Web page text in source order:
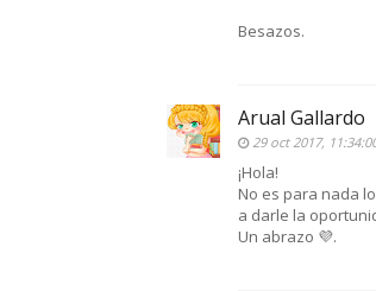
Besazos.
Arual Gallardo
29 oct 2017,
¡Hola!
No es para nada
a darle la
Un abrazo 💜.